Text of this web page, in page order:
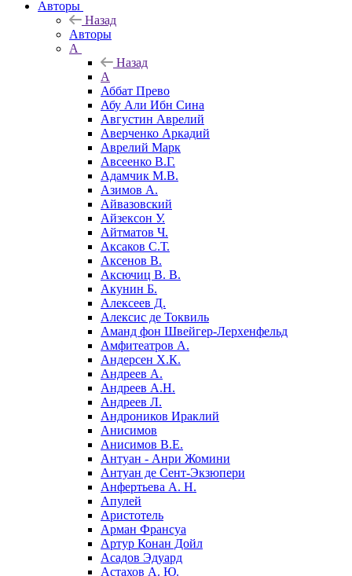
Авторы
Назад
Авторы
А
Назад
А
Аббат Прево
Абу Али Ибн Сина
Августин Аврелий
Аверченко Аркадий
Аврелий Марк
Авсеенко В.Г.
Адамчик М.В.
Азимов А.
Айвазовский
Айзексон У.
Айтматов Ч.
Аксаков С.Т.
Аксенов В.
Аксючиц В. В.
Акунин Б.
Алексеев Д.
Алексис де Токвиль
Аманд фон Швейгер-Лерхенфельд
Амфитеатров А.
Андерсен Х.К.
Андреев А.
Андреев А.Н.
Андреев Л.
Андроников Ираклий
Анисимов
Анисимов В.Е.
Антуан - Анри Жомини
Антуан де Сент-Экзюпери
Анфертьева А. Н.
Апулей
Аристотель
Арман Франсуа
Артур Конан Дойл
Асадов Эдуард
Астахов А. Ю.